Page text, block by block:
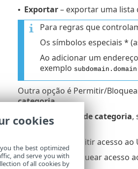
• Exportar– exportar uma lista
Para regras que
Os símbolos especiais *
Ao adicionar um
exemplo
Outra opção é Permitir/
categoria.
Na janela Regras de categoria,
deve ser afetada:
– permitir acesso
• Bloquear– bloquear acesso
cookies
the best optimized
and serve you with
of all cookies by